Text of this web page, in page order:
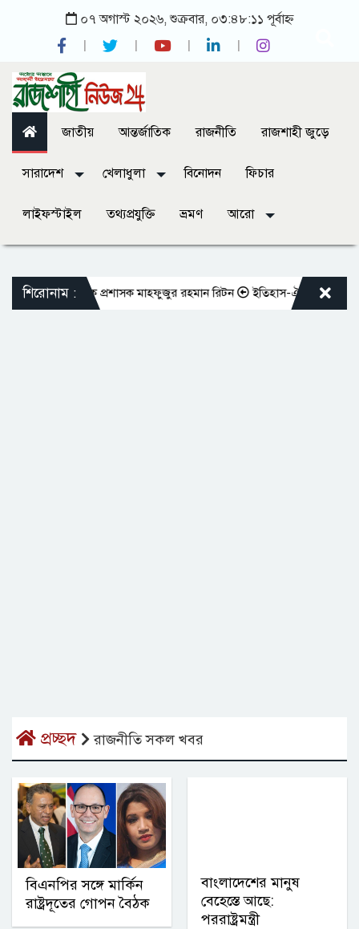
০৭ অগাস্ট ২০২৬, শুক্রবার, ০৩:৪৮:১১ পূর্বাহ্ন
জাতীয় আন্তর্জাতিক রাজনীতি রাজশাহী জুড়ে
সারাদেশ খেলাধুলা বিনোদন ফিচার
লাইফস্টাইল তথ্যপ্রযুক্তি ভ্রমণ আরো
শিরোনাম :
রাসিক প্রশাসক মাহফুজুর রহমান রিটন ইতিহাস-ঐতিহ্যের সাক্ষী বাঘা
প্রচ্ছদ রাজনীতি সকল খবর
বিএনপির সঙ্গে মার্কিন
রাষ্ট্রদূতের গোপন বৈঠক
বাংলাদেশের মানুষ
বেহেস্তে আছে:
পররাষ্ট্রমন্ত্রী